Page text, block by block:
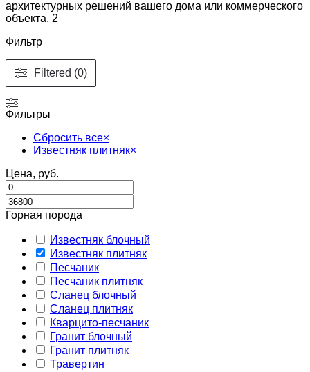
архитектурных решений вашего дома или коммерческого
объекта. 2
Фильтр
Filtered (0)
Фильтры
Сбросить все×
Известняк плитняк×
Цена, руб.
Горная порода
Известняк блочный
Известняк плитняк
Песчаник
Песчаник плитняк
Сланец блочный
Сланец плитняк
Кварцито-песчаник
Гранит блочный
Гранит плитняк
Травертин